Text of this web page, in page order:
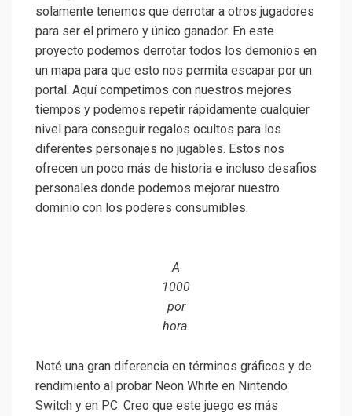
solamente tenemos que derrotar a otros jugadores
para ser el primero y único ganador. En este
proyecto podemos derrotar todos los demonios en
un mapa para que esto nos permita escapar por un
portal. Aquí competimos con nuestros mejores
tiempos y podemos repetir rápidamente cualquier
nivel para conseguir regalos ocultos para los
diferentes personajes no jugables. Estos nos
ofrecen un poco más de historia e incluso desafios
personales donde podemos mejorar nuestro
dominio con los poderes consumibles.
A
1000
por
hora.
Noté una gran diferencia en términos gráficos y de
rendimiento al probar Neon White en Nintendo
Switch y en PC. Creo que este juego es más